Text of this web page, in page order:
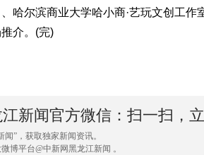
哈尔滨商业大学哈小商·艺玩文创工作
介。(完)
新闻官方微信：扫一扫，立
”，获取独家新闻资讯。
博平台@中新网黑龙江新闻 。